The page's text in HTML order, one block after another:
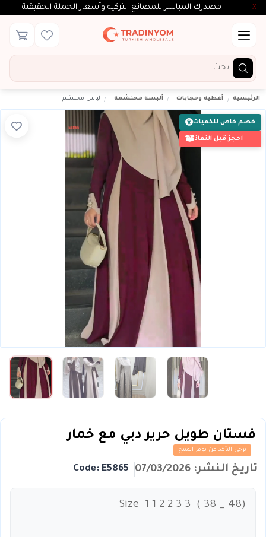
مصدرك المباشر للمصانع التركية وأسعار الجملة الحقيقية X
الرئيسية أغطية وحجابات ألبسة محتشمة لباس محتشم
خصم خاص للكميات
احجز قبل النفاذ
فستان طويل حرير دبي مع خمار
يرجى التأكد من توفر المنتج
تاريخ النشر: 07/03/2026 Code: E5865
Size 1 1 2 2 3 3 ( 38 _ 48)